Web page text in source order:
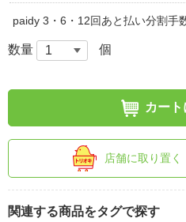
paidy 3・6・12回あと払い分割手
数量 個
カー
店舗に取り置く
関連する商品をタグで探す